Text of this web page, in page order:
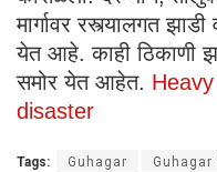
मार्गावर रस्त्यालगत
येत आहे. काही ठिकाणी
समोर येत आहेत.
disaster
Tags: Guhagar Guhagar